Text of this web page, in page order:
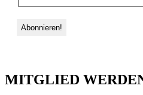
MITGLIED